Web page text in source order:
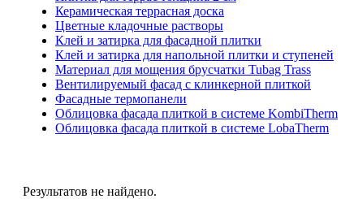
Керамическая террасная доска
Цветные кладочные растворы
Клей и затирка для фасадной плитки
Клей и затирка для напольной плитки и ступеней
Материал для мощения брусчатки Tubag Trass
Вентилируемый фасад с клинкерной плиткой
Фасадные термопанели
Облицовка фасада плиткой в системе KombiTherm
Облицовка фасада плиткой в системе LobaTherm
Результатов не найдено.